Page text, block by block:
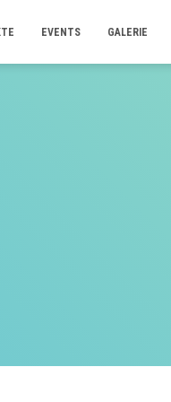
EVENTS GALERIE